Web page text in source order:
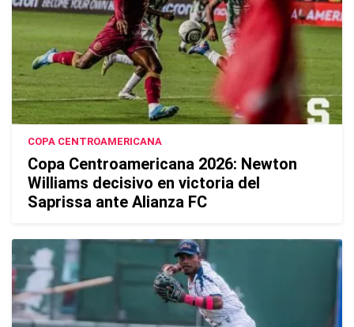
COPA CENTROAMERICANA
Copa Centroamericana 2026: Newton
Williams decisivo en victoria del
Saprissa ante Alianza FC